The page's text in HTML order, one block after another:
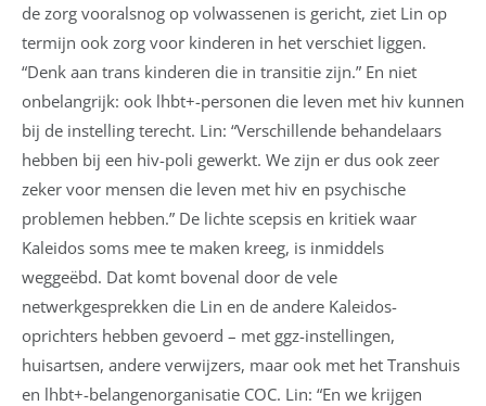
de zorg vooralsnog op volwassenen is gericht, ziet Lin op
termijn ook zorg voor kinderen in het verschiet liggen.
“Denk aan trans kinderen die in transitie zijn.” En niet
onbelangrijk: ook lhbt+-personen die leven met hiv kunnen
bij de instelling terecht. Lin: “Verschillende behandelaars
hebben bij een hiv-poli gewerkt. We zijn er dus ook zeer
zeker voor mensen die leven met hiv en psychische
problemen hebben.” De lichte scepsis en kritiek waar
Kaleidos soms mee te maken kreeg, is inmiddels
weggeëbd. Dat komt bovenal door de vele
netwerkgesprekken die Lin en de andere Kaleidos-
oprichters hebben gevoerd – met ggz-instellingen,
huisartsen, andere verwijzers, maar ook met het Transhuis
en lhbt+-belangenorganisatie COC. Lin: “En we krijgen